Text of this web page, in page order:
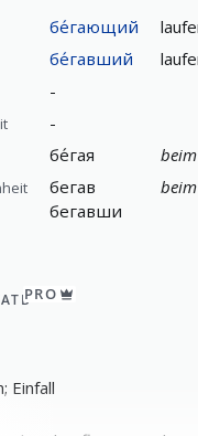
бе́гающий
бе́гавший
-
-
бе́гая
бегав
бегавши
PRO
Einfall